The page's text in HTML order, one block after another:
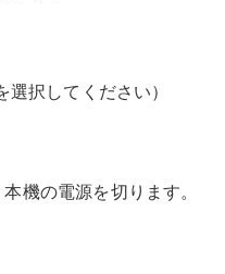
択してください）
機の電源を切ります。